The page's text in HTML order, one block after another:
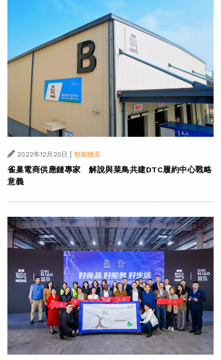
2022年12月20日 | 智能物流
雀巢電商供應鏈專家 解說與菜鳥共建DTC履約中心戰略
意義